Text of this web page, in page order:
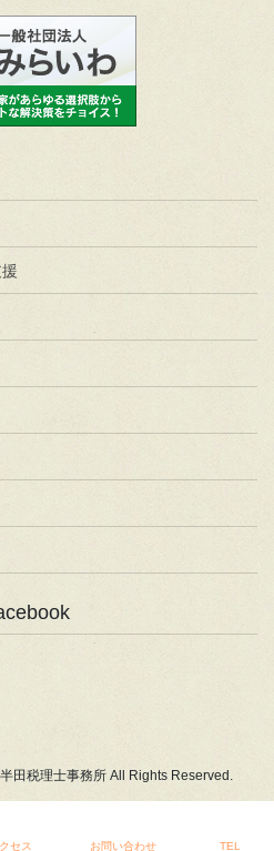
田税理士事務所 All Rights Reserved.
セス お問い合わせ TEL